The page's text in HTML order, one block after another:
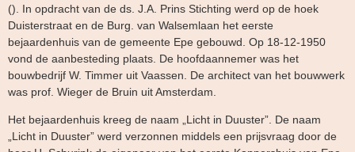
(). In opdracht van de ds. J.A. Prins Stichting werd op de hoek
Duisterstraat en de Burg. van Walsemlaan het eerste
bejaardenhuis van de gemeente Epe gebouwd. Op 18-12-1950
vond de aanbesteding plaats. De hoofdaannemer was het
bouwbedrijf W. Timmer uit Vaassen. De architect van het bouwwerk
was prof. Wieger de Bruin uit Amsterdam.
Het bejaardenhuis kreeg de naam „Licht in Duuster”. De naam
„Licht in Duuster” werd verzonnen middels een prijsvraag door de